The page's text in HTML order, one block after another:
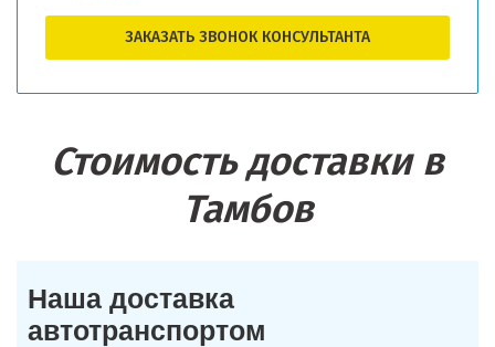
ЗАКАЗАТЬ ЗВОНОК КОНСУЛЬТАНТА
Стоимость доставки в
Тамбов
Наша доставка
автотранспортом